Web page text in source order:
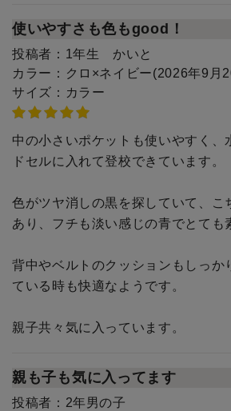
使いやすさも色もgood！
投稿者： 1年生 かいと
カラー： クロ×ネイビー(2026年9月
サイズ： カラー
中の小さいポケットも使いやすく、
ドセルに入れて登校できています。
色がツヤ消しの黒を探していて、こ
あり、フチも淡い感じの青でとても
背中やベルトのクッションもしっか
ている時も快適なようです。
親子共々気に入っています。
親も子も気に入ってます
投稿者： 2年男の子